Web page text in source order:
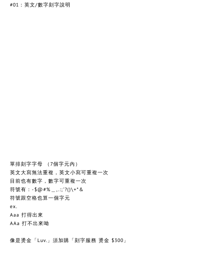
#01：英文/數字刻字說明
單排刻字字母 （7個字元內）
英文大寫無法重複，英文小寫可重複一次
目前也有數字，數字可重複一次
符號有：-$@#%＿,.:;’?()\+*&
符號跟空格也算一個字元
ex.
Aaa 打得出來
AAa 打不出來呦
像是燙金「Luv.」須加購 「刻字服務 燙金 $300」